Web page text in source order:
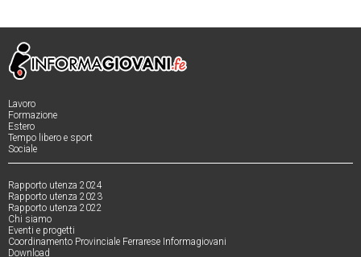
Lavoro
Formazione
Estero
Tempo libero e sport
Sociale
Rapporto utenza 2024
Rapporto utenza 2023
Rapporto utenza 2022
Chi siamo
Eventi e progetti
Coordinamento Provinciale Ferrarese Informagiovani
Download